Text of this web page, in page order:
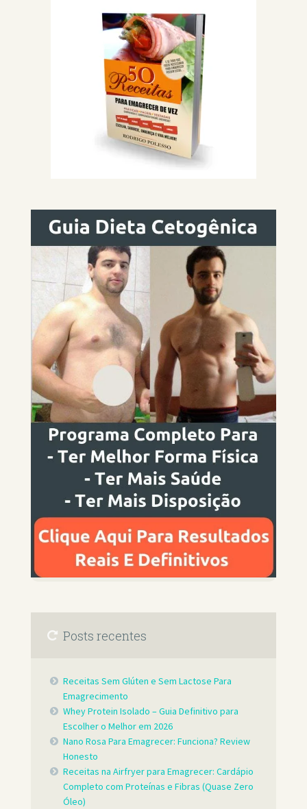
Posts recentes
Receitas Sem Glúten e Sem Lactose Para
Emagrecimento
Whey Protein Isolado – Guia Definitivo para
Escolher o Melhor em 2026
Nano Rosa Para Emagrecer: Funciona? Review
Honesto
Receitas na Airfryer para Emagrecer: Cardápio
Completo com Proteínas e Fibras (Quase Zero
Óleo)